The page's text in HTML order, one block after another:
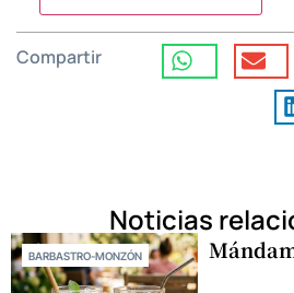
Compartir
Noticias
BARBASTRO-MONZÓN